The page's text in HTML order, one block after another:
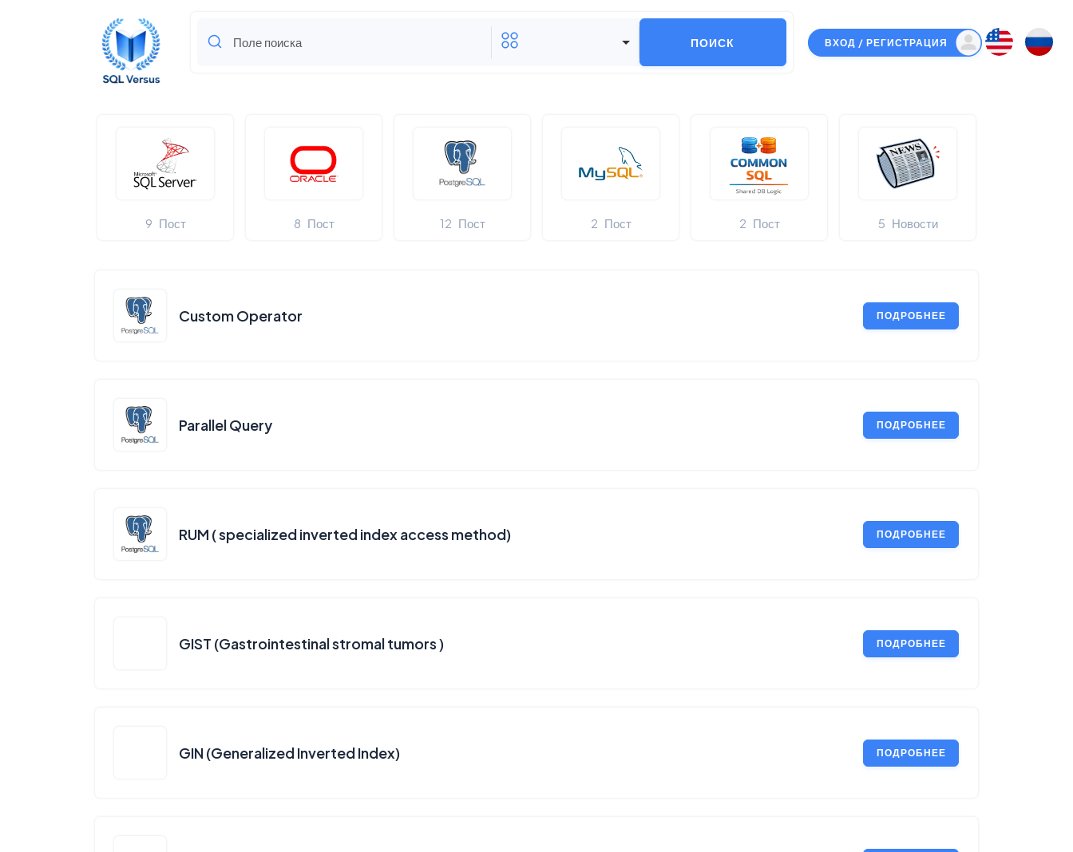
ВХОД / РЕГИСТРАЦИЯ
ПОИСК
9 Пост 8 Пост 12 Пост 2 Пост 2 Пост 5 Новости
Custom Operator ПОДРОБНЕЕ
Parallel Query ПОДРОБНЕЕ
RUM ( specialized inverted index access method) ПОДРОБНЕЕ
GIST (Gastrointestinal stromal tumors ) ПОДРОБНЕЕ
GIN (Generalized Inverted Index) ПОДРОБНЕЕ